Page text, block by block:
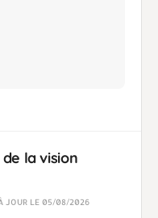
la vision
JOUR LE 05/08/2026